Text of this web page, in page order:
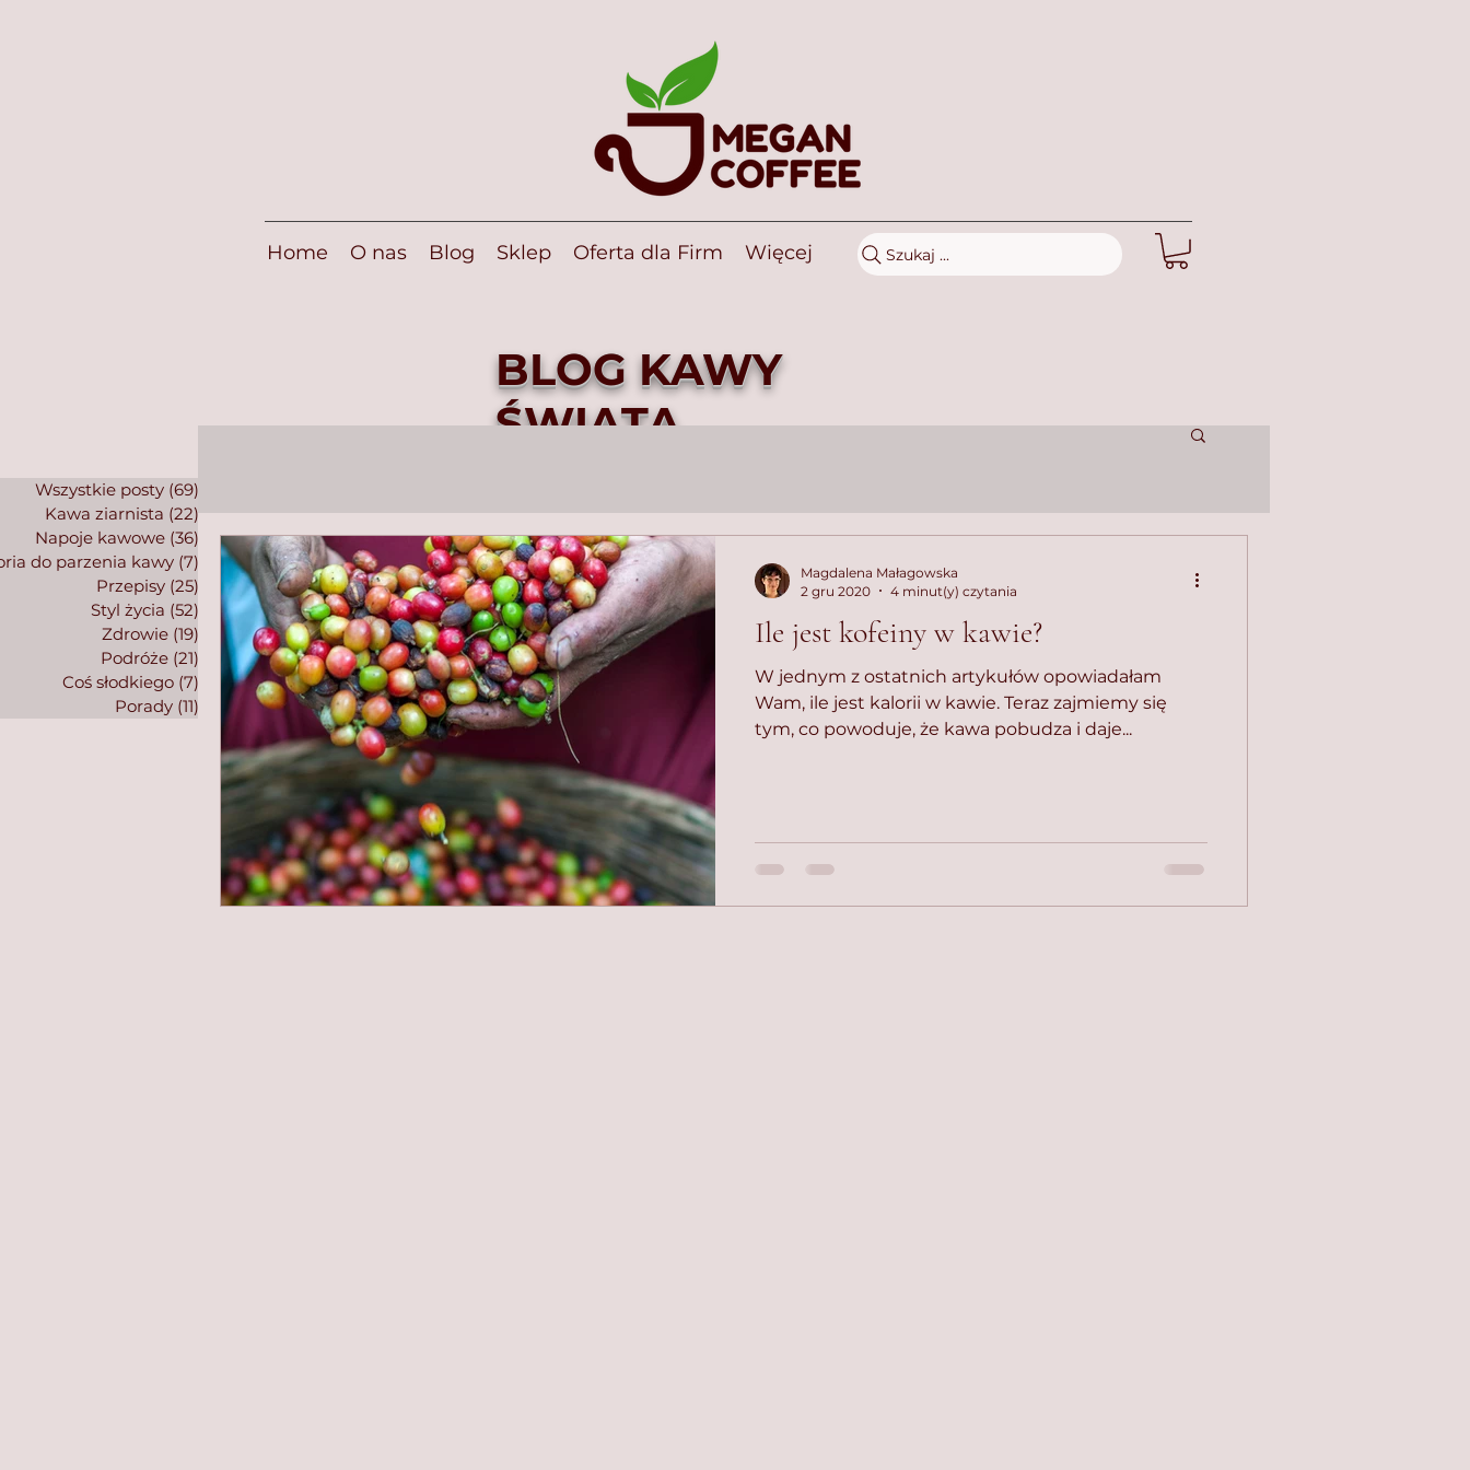
Szukaj ...
Home O nas Blog Sklep Oferta dla Firm Więcej
BLOG KAWY
ŚWIATA
Wszystkie posty (69)
Kawa ziarnista (22)22 posty
Napoje kawowe (36) 36 postów
do parzenia kawy (7) 7 postów
Przepisy (25) 25 postów
Styl życia (52) 52 posty
Zdrowie (19) 19 postów
Podróże (21) 21 postów
Coś słodkiego (7) 7 postów
Porady (11) 11 postów
Ile jest kofeiny w kawie?
W jednym z ostatnich artykułów opowiadałam
Wam, ile jest kalorii w kawie. Teraz zajmiemy się
tym, co powoduje, że kawa pobudza i daje...
Magdalena Małagowska
2 gru 2020
4 minut(y) czytania